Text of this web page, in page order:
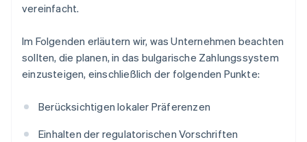
vereinfacht.
Im Folgenden erläutern wir, was Unternehmen beachten
sollten, die planen, in das bulgarische Zahlungssystem
einzusteigen, einschließlich der folgenden Punkte:
Berücksichtigen lokaler Präferenzen
Einhalten der regulatorischen Vorschriften